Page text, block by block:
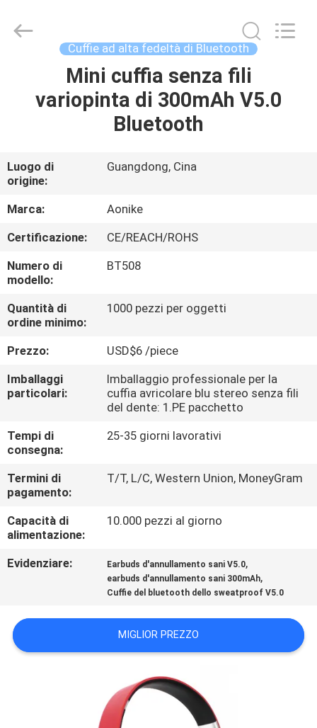
CIRCA
NOI
GIRO
DELLA
FABBRICA
CONTROLLO
DI
QUALITÀ
UNA
CITAZIONE
MAPPA
PRIVACY
Electronics
Co,ltd.
Cuffie ad alta fedeltà di Bluetooth
Mini cuffia senza fili
variopinta di 300mAh V5.0
Bluetooth
Luogo di
origine:
Guangdong, Cina
Marca:
Aonike
Certificazione:
CE/REACH/ROHS
Numero di
modello:
BT508
Quantità di
ordine minimo:
1000 pezzi per oggetti
Prezzo:
USD$6 /piece
Imballaggi
particolari:
Imballaggio professionale per la
cuffia avricolare blu stereo senza fili
del dente: 1.PE pacchetto
Tempi di
consegna:
25-35 giorni lavorativi
Termini di
pagamento:
T/T, L/C, Western Union, MoneyGram
Capacità di
alimentazione:
10.000 pezzi al giorno
Evidenziare: Earbuds d'annullamento sani V5.0,
earbuds d'annullamento sani 300mAh,
Cuffie del bluetooth dello sweatproof V5.0
MIGLIOR PREZZO